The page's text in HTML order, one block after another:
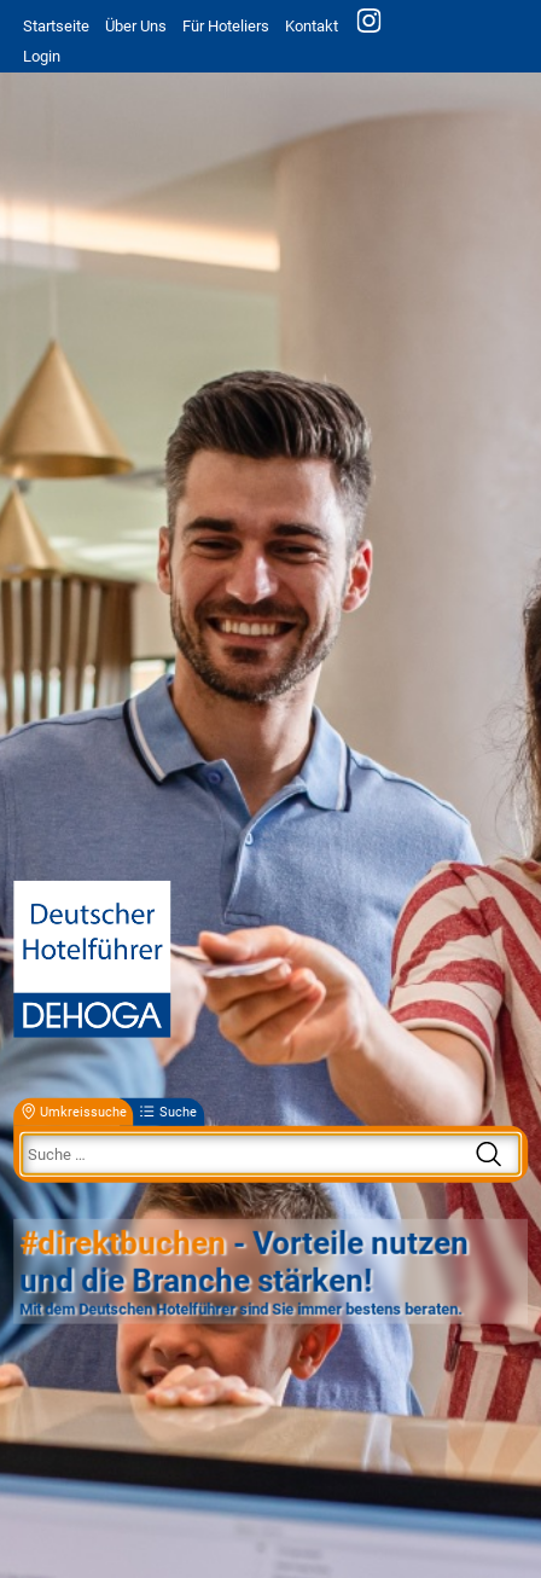
Startseite Über Uns Für Hoteliers
Kontakt
Login
Umkreissuche Suche
#direktbuchen- Vorteile nutzen
und die Branche stärken!
Mit dem Deutschen Hotelführer sind Sie immer bestens beraten.